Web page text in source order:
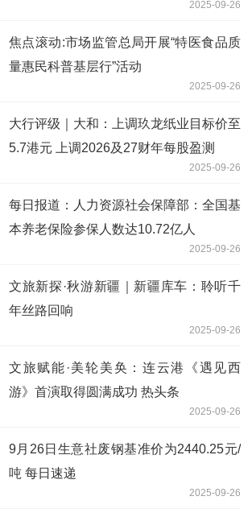
2025-09-26
焦点滚动:市场监管总局开展“特医食品质
量惠民科普基层行”活动
2025-09-26
大行评级｜大和：上调玖龙纸业目标价至
5.7港元 上调2026及27财年每股盈测
2025-09-26
每日报道：人力资源社会保障部：全国基
本养老保险参保人数达10.72亿人
2025-09-26
文旅新探·秋游新疆｜新疆库车：聆听千
年丝路回响
2025-09-26
文旅赋能·美轮美奂：连云港《遇见西
游》首演取得圆满成功 热头条
2025-09-26
9月26日生意社废钢基准价为2440.25元/
吨 每日速递
2025-09-26